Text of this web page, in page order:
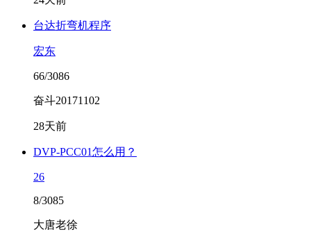
台达折弯机程序
宏东
66/3086
奋斗20171102
28天前
DVP-PCC01怎么用？
26
8/3085
大唐老徐